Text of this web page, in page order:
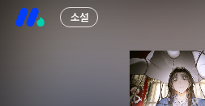
소설